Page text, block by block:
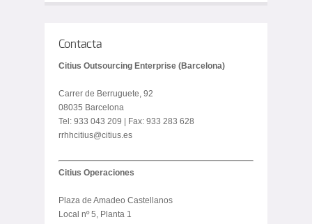
Contacta
Citius Outsourcing Enterprise (Barcelona)
Carrer de Berruguete, 92
08035 Barcelona
Tel: 933 043 209 | Fax: 933 283 628
rrhhcitius@citius.es
Citius Operaciones
Plaza de Amadeo Castellanos
Local nº 5, Planta 1